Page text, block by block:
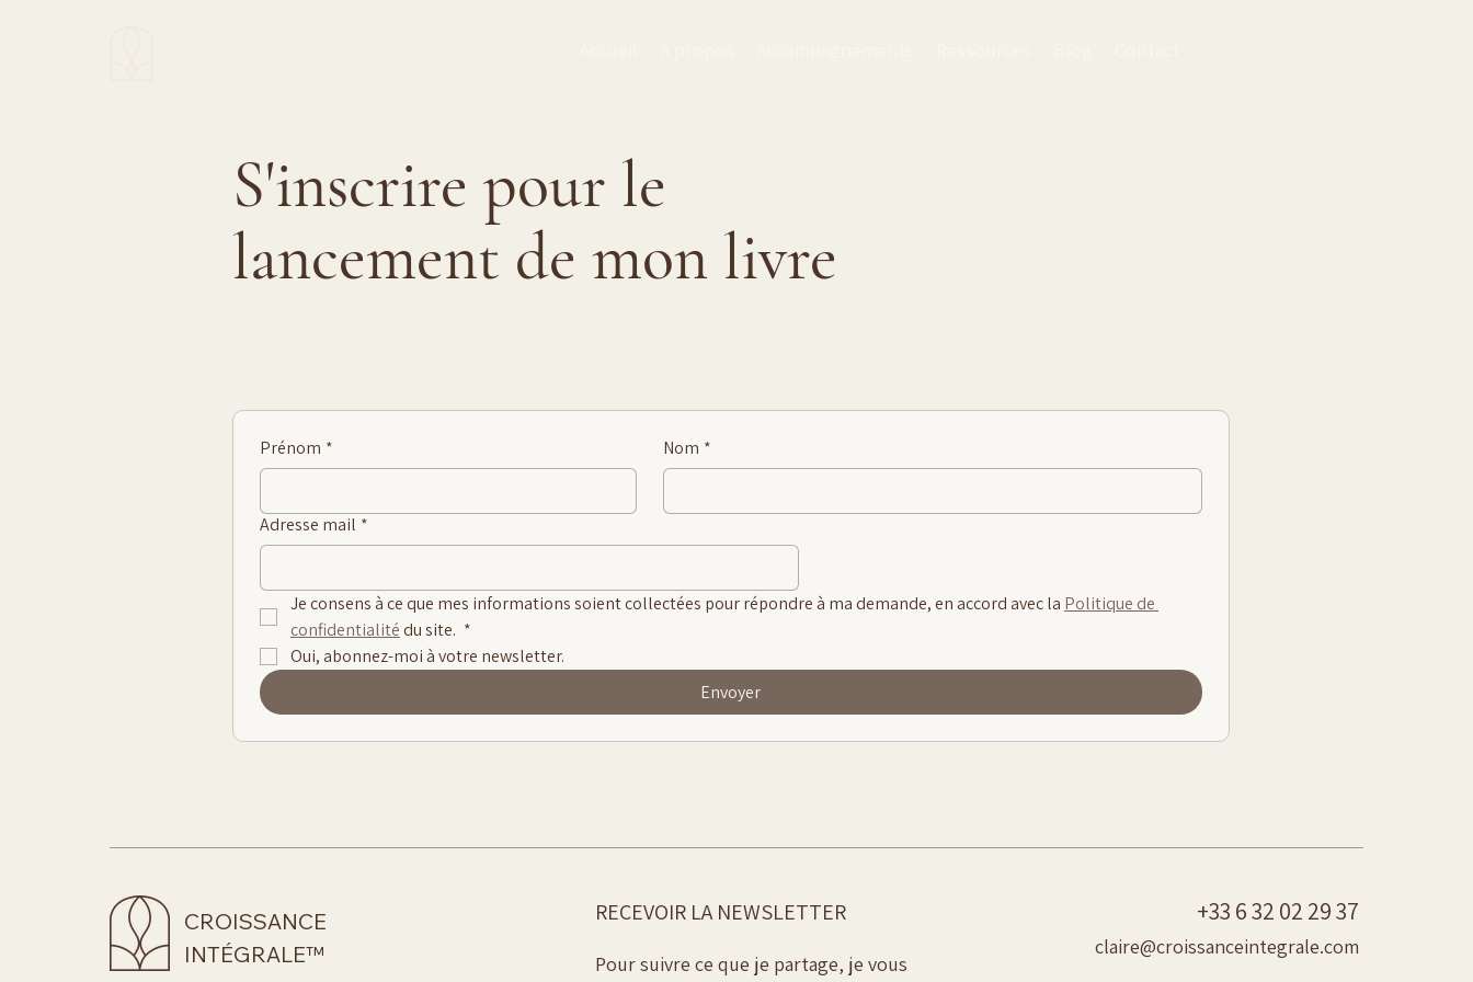
S'inscrire pour le
lancement de mon livre
Prénom * Nom *
Adresse mail *
Je consens à ce que mes informations soient collectées pour répondre à ma demande, en accord avec la Politique de
confidentialité du site. *
Oui, abonnez-moi à votre newsletter.
Envoyer
CROISSANCE
INTÉGRALE™
RECEVOIR LA NEWSLETTER
Pour suivre ce que je partage, je vous
+33 6 32 02 29 37
claire@croissanceintegrale.com